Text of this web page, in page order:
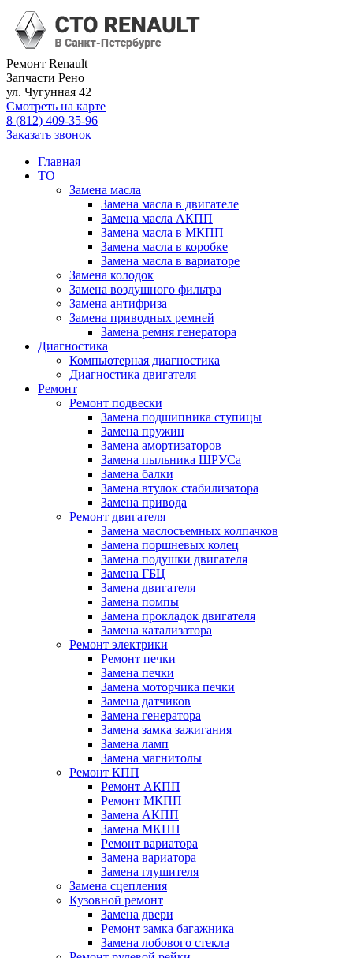
Ремонт Renault
Запчасти Рено
ул. Чугунная 42
Смотреть на карте
8 (812) 409-35-96
Заказать звонок
Главная
ТО
Замена масла
Замена масла в двигателе
Замена масла АКПП
Замена масла в МКПП
Замена масла в коробке
Замена масла в вариаторе
Замена колодок
Замена воздушного фильтра
Замена антифриза
Замена приводных ремней
Замена ремня генератора
Диагностика
Компьютерная диагностика
Диагностика двигателя
Ремонт
Ремонт подвески
Замена подшипника ступицы
Замена пружин
Замена амортизаторов
Замена пыльника ШРУСа
Замена балки
Замена втулок стабилизатора
Замена привода
Ремонт двигателя
Замена маслосъемных колпачков
Замена поршневых колец
Замена подушки двигателя
Замена ГБЦ
Замена двигателя
Замена помпы
Замена прокладок двигателя
Замена катализатора
Ремонт электрики
Ремонт печки
Замена печки
Замена моторчика печки
Замена датчиков
Замена генератора
Замена замка зажигания
Замена ламп
Замена магнитолы
Ремонт КПП
Ремонт АКПП
Ремонт МКПП
Замена АКПП
Замена МКПП
Ремонт вариатора
Замена вариатора
Замена глушителя
Замена сцепления
Кузовной ремонт
Замена двери
Ремонт замка багажника
Замена лобового стекла